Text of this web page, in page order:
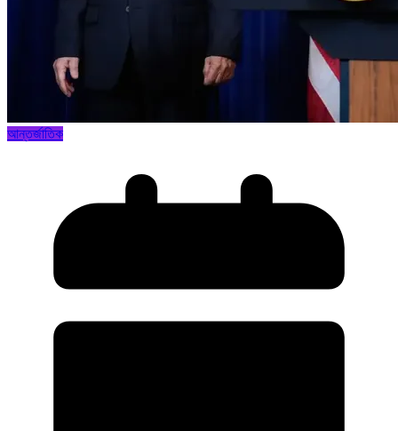
আন্তর্জাতিক